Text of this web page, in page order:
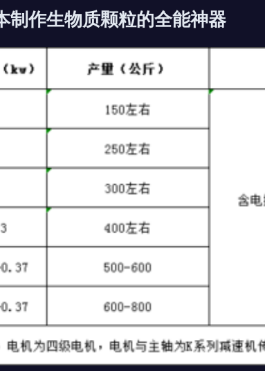
制作生物质颗粒的全能神器